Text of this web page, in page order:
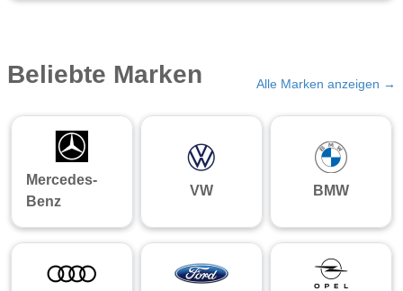
Beliebte Marken Alle Marken anzeigen →
Mercedes-
Benz
VW BMW